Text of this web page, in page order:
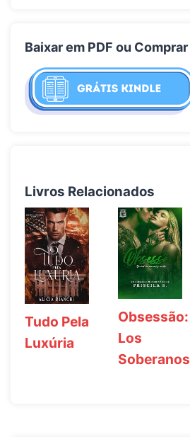
Baixar em PDF ou Comprar
Livros Relacionados
Tudo Pela
Luxúria
Obsessão:
Los
Soberanos